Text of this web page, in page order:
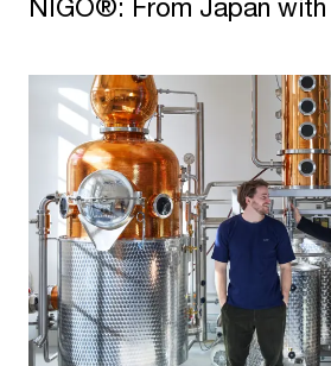
NIGO®: From Japan